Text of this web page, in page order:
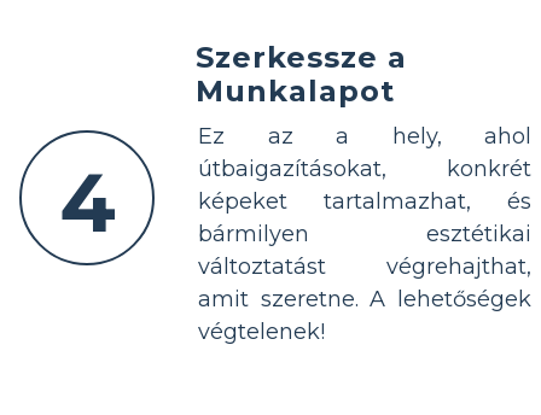
4
Szerkessze a
Munkalapot
Ez az a hely, ahol
útbaigazításokat, konkrét
képeket tartalmazhat, és
bármilyen esztétikai
változtatást végrehajthat,
amit szeretne. A lehetőségek
végtelenek!